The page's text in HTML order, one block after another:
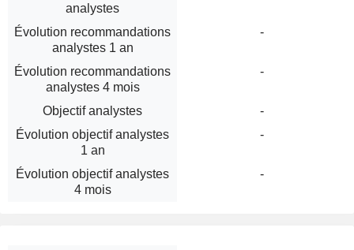
analystes
Évolution recommandations
analystes 1 an
-
Évolution recommandations
analystes 4 mois
-
Objectif analystes
-
Évolution objectif analystes
1 an
-
Évolution objectif analystes
4 mois
-